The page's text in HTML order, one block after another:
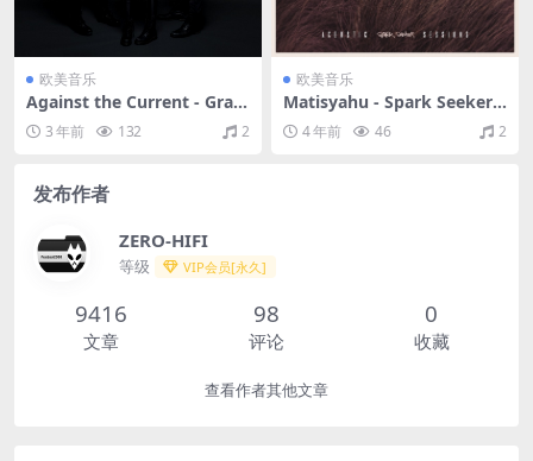
欧美音乐
Against the Current - Gravi
ty（2015/FLAC/EP分轨/142
M）3 年前 132 2
欧美音乐
Matisyahu - Spark Seeker:
Acoustic Sessions（2012/F
LAC/EP分轨/161M）
4 年前 46 2
发布作者
ZERO-HIFI
等级 VIP会员[永久]
9416
文章
98
评论
0
收藏
查看作者其他文章